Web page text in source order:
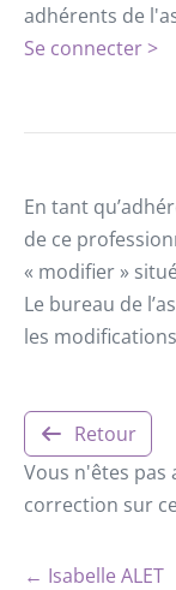
adhérents de
Se connecter >
En tant
de ce
« modifier »
Le bureau de
les
Retour
Vous n'êtes pas
correction sur
← Isabelle ALET